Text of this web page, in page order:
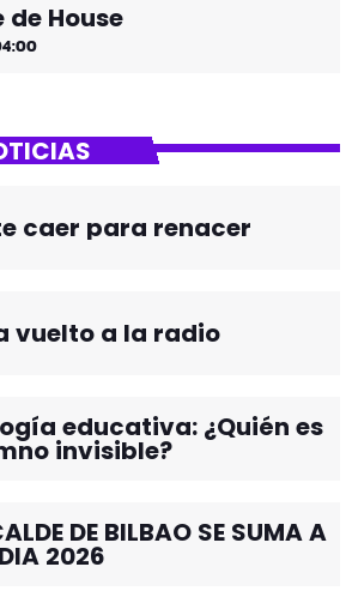
de House
caer para renacer
vuelto a la radio
educativa: ¿Quién es
invisible?
DE BILBAO SE SUMA A
2026